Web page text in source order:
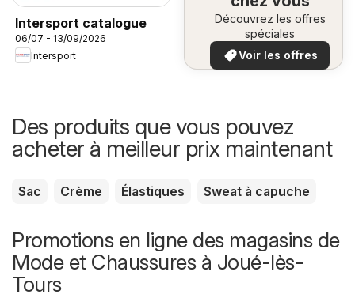
Intersport catalogue
06/07 - 13/09/2026
Intersport
Découvrez les offres
spéciales
Voir les offres
Des produits que vous pouvez
acheter à meilleur prix maintenant
Sac Crème Élastiques Sweat à capuche
Promotions en ligne des magasins de
Mode et Chaussures à Joué-lès-
Tours